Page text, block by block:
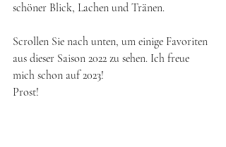
schöner Blick, Lachen und Tränen.
Scrollen Sie nach unten, um einige Favoriten
aus dieser Saison 2022 zu sehen. Ich freue
mich schon auf 2023!
Prost!